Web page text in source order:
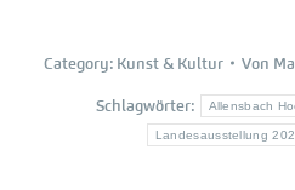
Category: Kunst & Kultur Von
Schlagwörter: Allensbach
Landesausstellung